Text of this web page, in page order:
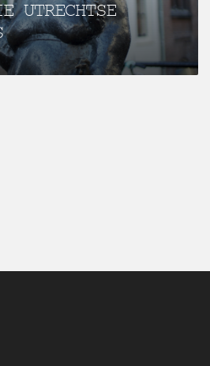
UTRECHTSE